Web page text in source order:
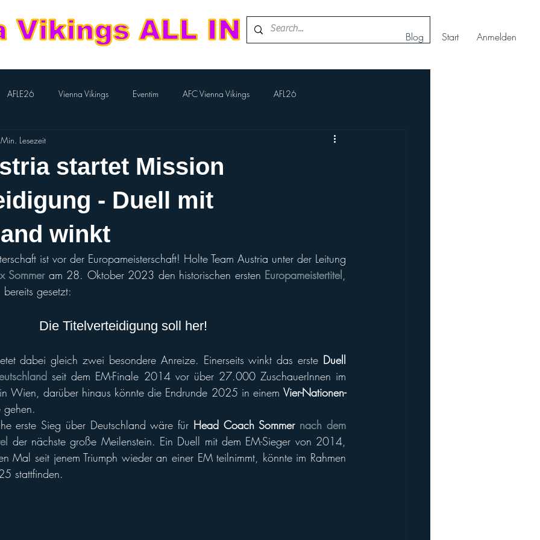
Blog Start Anmelden
AFLE26 Vienna Vikings Eventim AFC Vienna Vikings AFL26
Kampfmannschaft Nachwuchs Cheerteam
Flag-Herren Division Team European League of Football
Performance Cheer Sport Austria Finals
of Fame Vikings abroad
startet Mission
- Duell mit
winkt
Lesezeit
ist vor der Europameisterschaft! Holte Team Austria unter der Leitung
Sommer am 28. Oktober 2023 den historischen ersten Europameistertitel,
gesetzt:
Die Titelverteidigung soll her!
dabei gleich zwei besondere Anreize. Einerseits winkt das erste Duell
seit dem EM-Finale 2014 vor über 27.000 ZuschauerInnen im
Wien, darüber hinaus könnte die Endrunde 2025 in einem Vier-Nationen-
erste Sieg über Deutschland wäre für Head Coach Sommer nach dem
der nächste große Meilenstein. Ein Duell mit dem EM-Sieger von 2014,
Mal seit jenem Triumph wieder an einer EM teilnimmt, könnte im Rahmen
stattfinden.